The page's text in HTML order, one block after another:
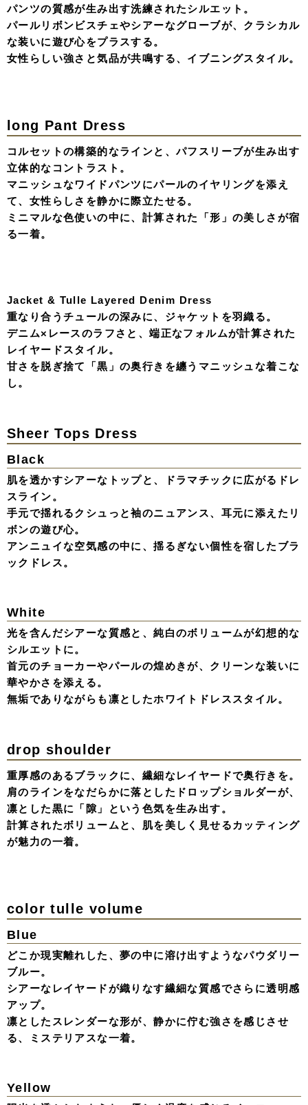
背中のレースアップで後ろ姿まで抜かりなく。
少女のような無垢さと、大人の遊び心を詰め込んだ、
記憶に残るドレススタイル。
3Dビスチェの立体感と、動くたび揺れるシャギースカー
トのコントラスト。
オーガンジーのグローブを合わせ、クラシカルな気品に少
しのエッジをプラスする。 素材の表情で語る、ミニマル
で圧倒的な存在感。
デコルテを美しく見せるオフショルダースタイルが、
クリーンな白に柔らかなニュアンスを。
Peplum Pant Dress
パンツの質感が生み出す洗練されたシルエット。
な装いに遊び心をプラスする。
女性らしい強さと気品が共鳴する、イブニングスタイル。
long Pant Dress
マニッシュなワイドパンツにパールのイヤリングを添え
て、女性らしさを静かに際立たせる。
ミニマルな色使いの中に、計算された「形」の美しさが宿
る一着。
重なり合うチュールの深みに、ジャケットを羽織る。
デニム×レースのラフさと、端正なフォルムが計算された
レイヤードスタイル。
甘さを脱ぎ捨て「黒」の奥行きを纏うマニッシュな着こな
し。
肌を透かすシアーなトップと、ドラマチックに広がるドレ
スライン。
手元で揺れるクシュっと袖のニュアンス、耳元に添えたリ
ボンの遊び心。
アンニュイな空気感の中に、揺るぎない個性を宿したブラ
ックドレス。
White
首元のチョーカーやパールの煌めきが、クリーンな装いに